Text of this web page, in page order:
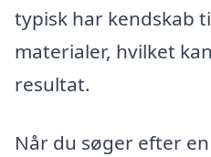
typisk har kendskab
materialer, hvilket
resultat.
Når du søger efter